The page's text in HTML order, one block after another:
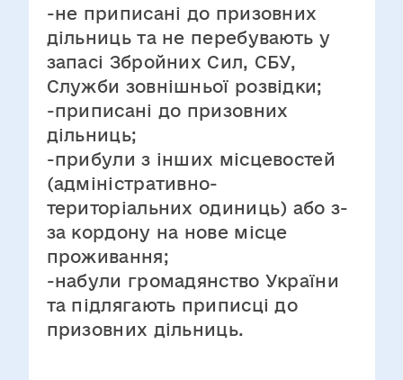
-не приписані до призовних
дільниць та не перебувають у
запасі Збройних Сил, СБУ,
Служби зовнішньої розвідки;
-приписані до призовних
дільниць;
-прибули з інших місцевостей
(адміністративно-
територіальних одиниць) або з-
за кордону на нове місце
проживання;
-набули громадянство України
та підлягають приписці до
призовних дільниць.